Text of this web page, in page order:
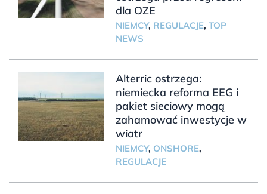
dla OZE
NIEMCY, REGULACJE, TOP
NEWS
Alterric ostrzega:
niemiecka reforma EEG i
pakiet sieciowy mogą
zahamować inwestycje w
wiatr
NIEMCY, ONSHORE,
REGULACJE